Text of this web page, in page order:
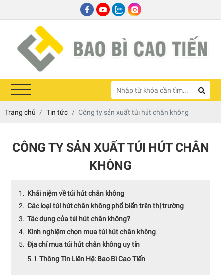
Trang chủ Tin tức Công ty sản xuất túi hút chân không
CÔNG TY SẢN XUẤT TÚI HÚT CHÂN
KHÔNG
Khái niệm về túi hút chân không
Các loại túi hút chân không phổ biển trên thị trường
Tác dụng của túi hút chân không?
Kinh nghiệm chọn mua túi hút chân không
Địa chỉ mua túi hút chân không uy tín
Thông Tin Liên Hệ: Bao Bì Cao Tiến